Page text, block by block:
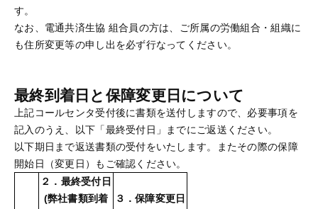
す。
なお、電通共済生協 組合員の方は、ご所属の労働組合・組織に
も住所変更等の申し出を必ず行なってください。
最終到着日と保障変更日について
上記コールセンタ受付後に書類を送付しますので、必要事項を
記入のうえ、以下「最終受付日」までにご返送ください。
以下期日まで返送書類の受付をいたします。またその際の保障
開始日（変更日）もご確認ください。
２．最終受付日
(弊社書類到着
３．保障変更日